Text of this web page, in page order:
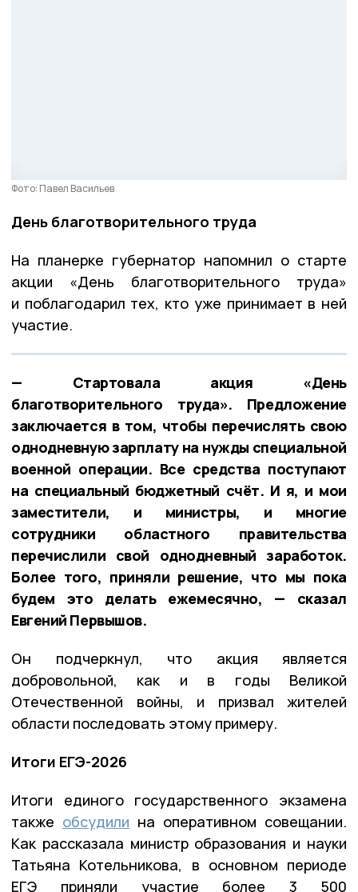
Фото: Павел Васильев
День благотворительного труда
На планерке губернатор напомнил о старте
акции «День благотворительного труда»
и поблагодарил тех, кто уже принимает в ней
участие.
— Стартовала акция «День
благотворительного труда». Предложение
заключается в том, чтобы перечислять свою
однодневную зарплату на нужды специальной
военной операции. Все средства поступают
на специальный бюджетный счёт. И я, и мои
заместители, и министры, и многие
сотрудники областного правительства
перечислили свой однодневный заработок.
Более того, приняли решение, что мы пока
будем это делать ежемесячно, — сказал
Евгений Первышов.
Он подчеркнул, что акция является
добровольной, как и в годы Великой
Отечественной войны, и призвал жителей
области последовать этому примеру.
Итоги ЕГЭ-2026
Итоги единого государственного экзамена
также обсудили на оперативном совещании.
Как рассказала министр образования и науки
Татьяна Котельникова, в основном периоде
ЕГЭ приняли участие более 3 500